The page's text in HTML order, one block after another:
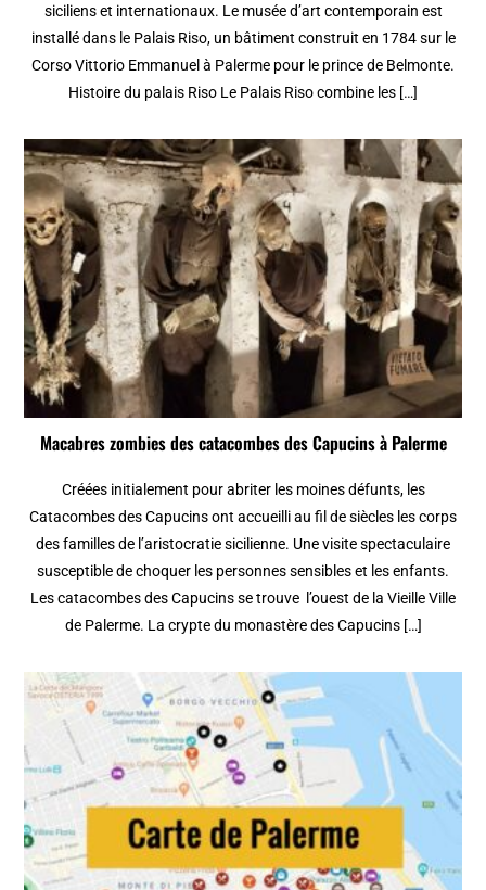
siciliens et internationaux. Le musée d’art contemporain est
installé dans le Palais Riso, un bâtiment construit en 1784 sur le
Corso Vittorio Emmanuel à Palerme pour le prince de Belmonte.
Histoire du palais Riso Le Palais Riso combine les […]
Macabres zombies des catacombes des Capucins à Palerme
Créées initialement pour abriter les moines défunts, les
Catacombes des Capucins ont accueilli au fil de siècles les corps
des familles de l’aristocratie sicilienne. Une visite spectaculaire
susceptible de choquer les personnes sensibles et les enfants.
Les catacombes des Capucins se trouve l’ouest de la Vieille Ville
de Palerme. La crypte du monastère des Capucins […]